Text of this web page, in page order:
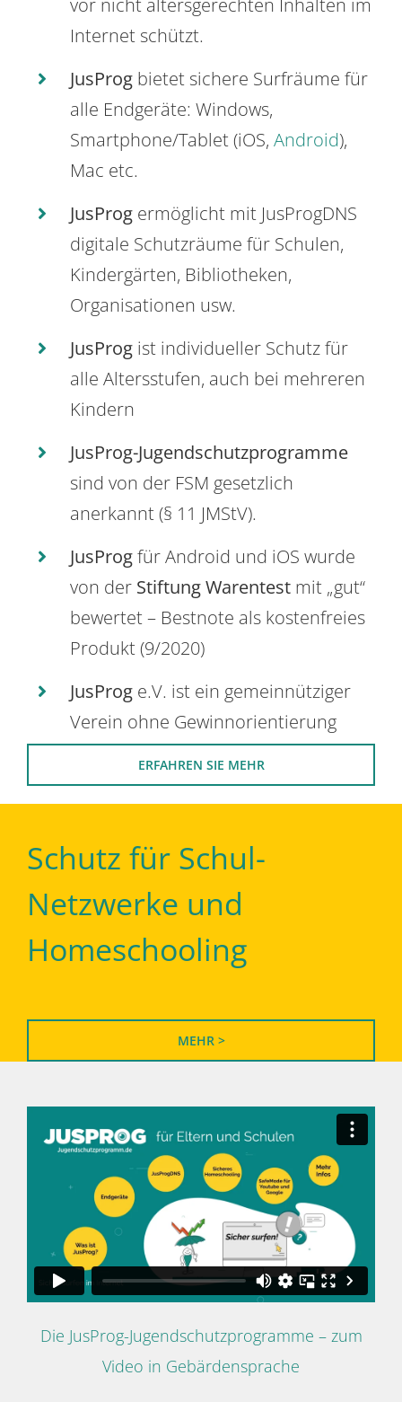
Internet schützt.
JusProg bietet sichere Surfräume für
alle Endgeräte: Windows,
Smartphone/Tablet (iOS, Android),
Mac etc.
JusProg ermöglicht mit JusProgDNS
digitale Schutzräume für Schulen,
Kindergärten, Bibliotheken,
Organisationen usw.
JusProg ist individueller Schutz für
alle Altersstufen, auch bei mehreren
Kindern
JusProg-Jugendschutzprogramme
sind von der FSM gesetzlich
anerkannt (§ 11 JMStV).
JusProgfür Android und iOS wurde
von der Stiftung Warentest mit „gut“
bewertet – Bestnote als kostenfreies
Produkt (9/2020)
JusProg e.V. ist ein gemeinnütziger
Verein ohne Gewinnorientierung
ERFAHREN SIE MEHR
Schutz für Schul-
Netzwerke und
Homeschooling
MEHR >
Die JusProg-Jugendschutzprogramme – zum
Video in Gebärdensprache